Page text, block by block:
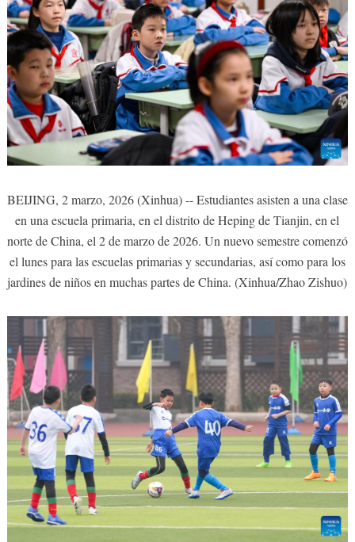
BEIJING, 2 marzo, 2026 (Xinhua) -- Estudiantes asisten a una clase
en una escuela primaria, en el distrito de Heping de Tianjin, en el
norte de China, el 2 de marzo de 2026. Un nuevo semestre comenzó
el lunes para las escuelas primarias y secundarias, así como para los
jardines de niños en muchas partes de China. (Xinhua/Zhao Zishuo)